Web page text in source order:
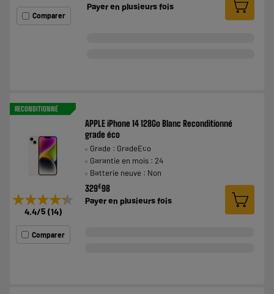
Comparer
Payer en plusieurs fois
RECONDITIONNÉ
★★★★★
★★★★★
4.4/5 (14)
Comparer
APPLE iPhone 14 128Go Blanc Reconditionné
grade éco
Grade : GradeEco
Garantie en mois : 24
Batterie neuve : Non
329€98
Payer enplusieurs fois